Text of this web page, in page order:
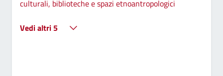
culturali, biblioteche e spazi etnoantropologici
Vedi altri 5